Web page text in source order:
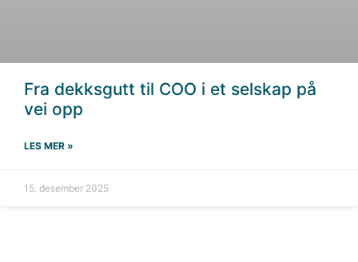
Fra dekksgutt til COO i et selskap på
vei opp
LES MER »
15. desember 2025